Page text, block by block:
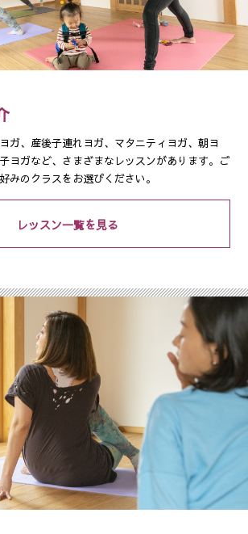
ガ、産後子連れヨガ、マタニティヨガ、朝ヨ
ヨガなど、さまざまなレッスンがあります。ご
みのクラスをお選びください。
レッスン一覧を見る